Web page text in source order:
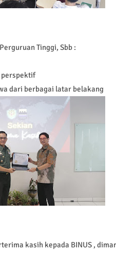
Tinggi, Sbb :
perspektif
dari berbagai latar belakang
kasih kepada BINUS ,